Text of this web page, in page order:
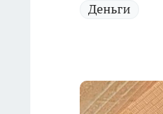
Деньги